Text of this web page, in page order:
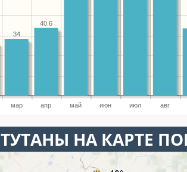
мар апр май июн июл авг
40.6
34
ТУТАНЫ НА КАРТЕ